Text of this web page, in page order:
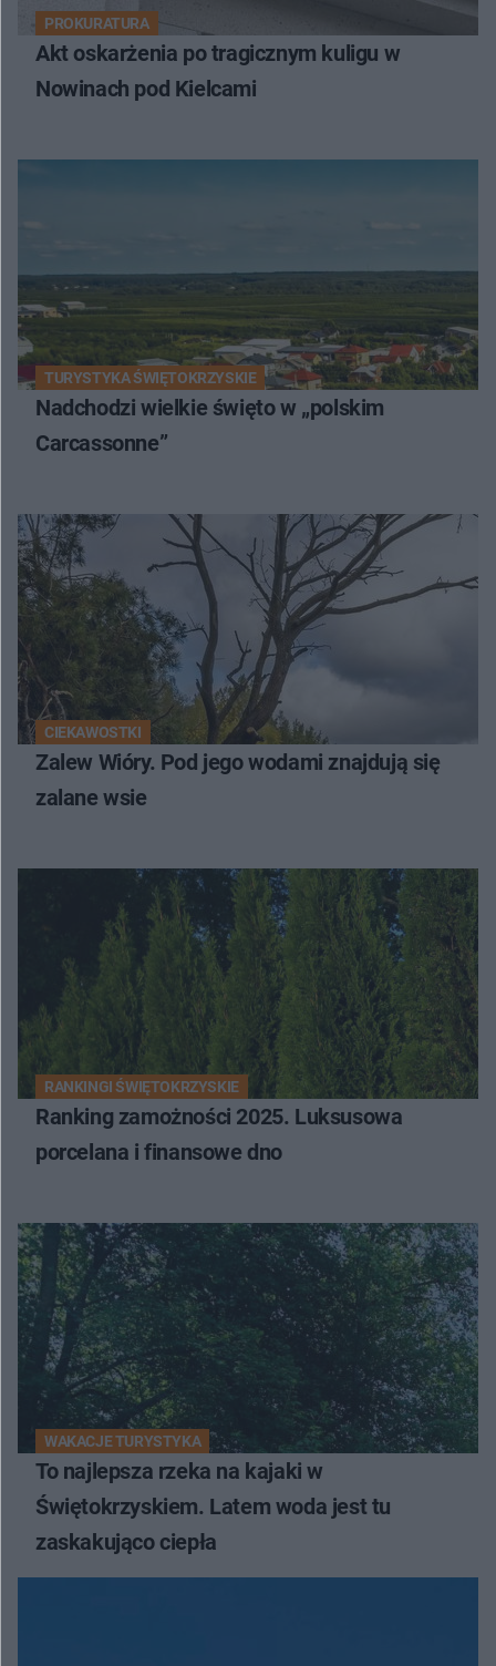
PROKURATURA
Akt oskarżenia po tragicznym kuligu w
Nowinach pod Kielcami
TURYSTYKA ŚWIĘTOKRZYSKIE
Nadchodzi wielkie święto w „polskim
Carcassonne”
CIEKAWOSTKI
Zalew Wióry. Pod jego wodami znajdują się
zalane wsie
RANKINGI ŚWIĘTOKRZYSKIE
Ranking zamożności 2025. Luksusowa
porcelana i finansowe dno
WAKACJE TURYSTYKA
To najlepsza rzeka na kajaki w
Świętokrzyskiem. Latem woda jest tu
zaskakująco ciepła